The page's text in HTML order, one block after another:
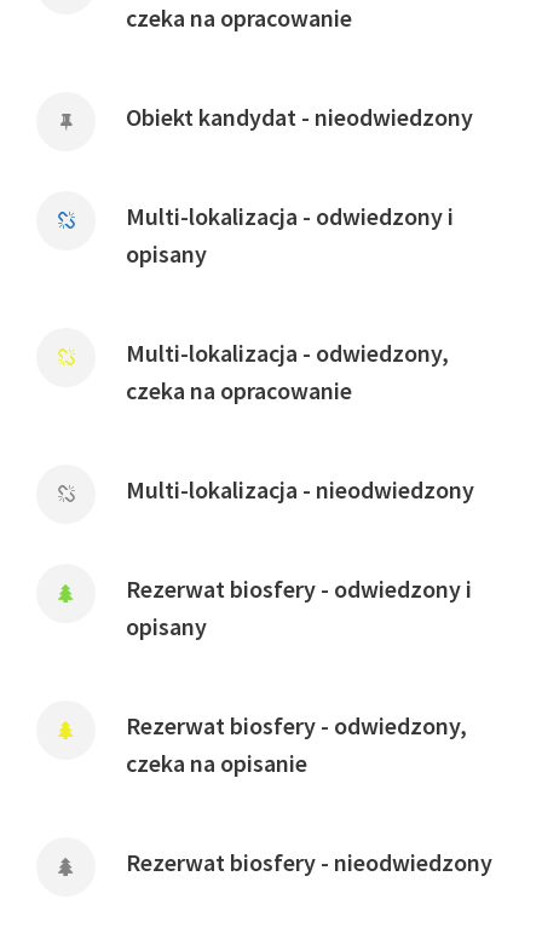
czeka na opracowanie
Obiekt kandydat - nieodwiedzony
Multi-lokalizacja - odwiedzony i
opisany
Multi-lokalizacja - odwiedzony,
czeka na opracowanie
Multi-lokalizacja - nieodwiedzony
Rezerwat biosfery - odwiedzony i
opisany
Rezerwat biosfery - odwiedzony,
czeka na opisanie
Rezerwat biosfery - nieodwiedzony